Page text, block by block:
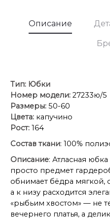
Описание
Тип: Юбки
Номер модели: 27233ю/5
Размеры: 50-60
Цвета: капучино
Рост: 164
Состав ткани: 100%
Описание: Атласная
просто предмет
обнимает бёдра
а к низу расходится
«рыбьим хвостом» — не
вечернего платья, а